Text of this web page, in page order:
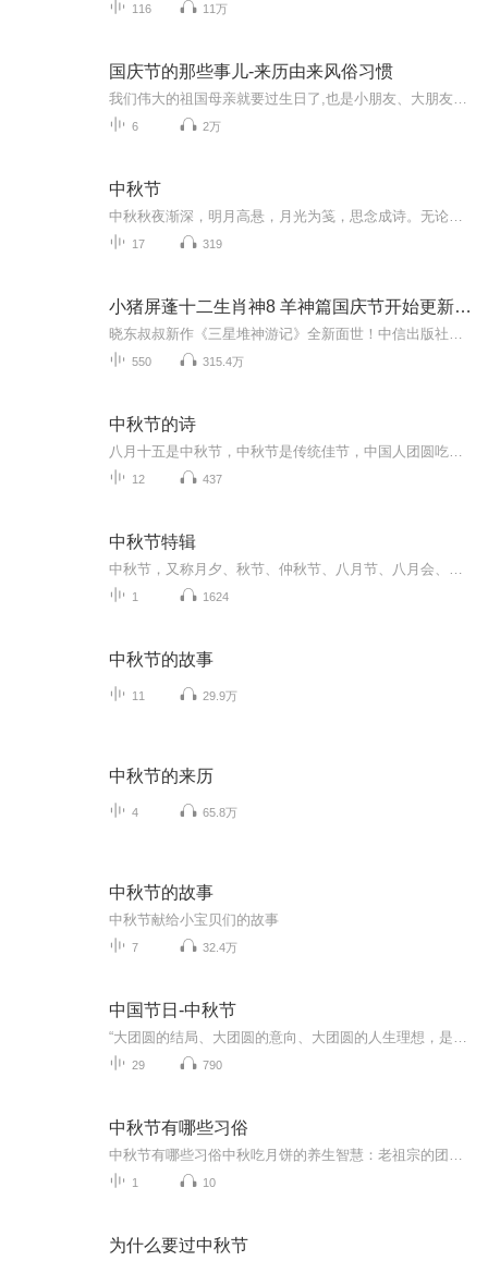
116 11万
国庆节的那些事儿-来历由来风俗习惯
6 2万
中秋节
17 319
小猪屏蓬十二生肖神8 羊神篇国庆节开始更新啦！
550 315.4万
中秋节的诗
12 437
中秋节特辑
1 1624
中秋节的故事
11 29.9万
中秋节的来历
4 65.8万
中秋节的故事
中秋节献给小宝贝们的故事
7 32.4万
中国节日-中秋节
29 790
中秋节有哪些习俗
1 10
为什么要过中秋节